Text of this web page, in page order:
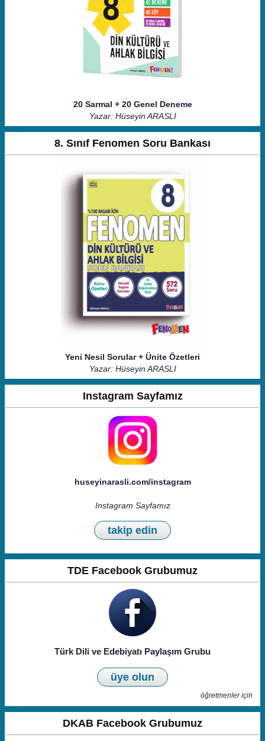
20 Sarmal + 20 Genel Deneme
Yazar: Hüseyin ARASLI
8. Sınıf Fenomen Soru Bankası
Yeni Nesil Sorular + Ünite Özetleri
Yazar: Hüseyin ARASLI
Instagram Sayfamız
huseyinarasli.com/instagram
Instagram Sayfamız
takip edin
TDE Facebook Grubumuz
Türk Dili ve Edebiyatı Paylaşım Grubu
üye olun
öğretmenler için
DKAB Facebook Grubumuz